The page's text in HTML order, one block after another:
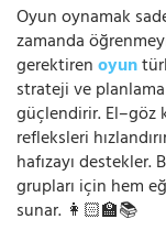
Oyun oynamak
zamanda
gerektirenoyun
strateji ve
güçlendirir. El–göz
refleksleri
hafızayı destekler.
grupları için hem
sunar. 👩🏻‍🏫📚